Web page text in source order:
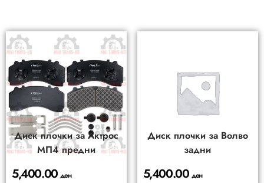
Диск плочки за Актрос
МП4 предни
5,400.00ден
Диск плочки за Волво
задни
5,400.00 ден